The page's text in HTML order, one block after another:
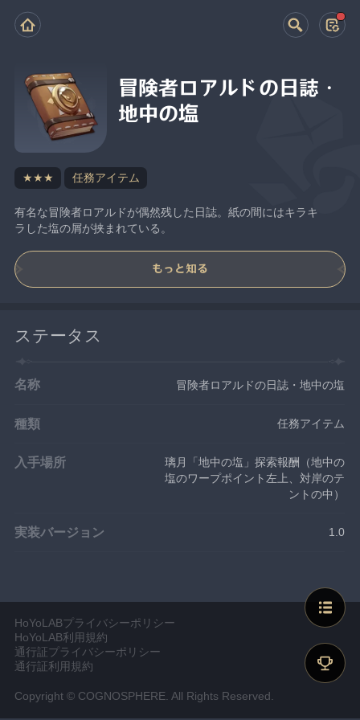
冒険者ロアルドの日誌・
地中の塩
★★★ 任務アイテム
有名な冒険者ロアルドが偶然残した日誌。紙の間にはキラキ
ラした塩の屑が挟まれている。
もっと知る
ステータス
名称 冒険者ロアルドの日誌・地中の塩
種類 任務アイテム
入手場所
璃月「地中の塩」探索報酬（地中の
塩のワープポイント左上、対岸のテ
ントの中）
実装バージョン 1.0
HoYoLABプライバシーポリシー
HoYoLAB利用規約
通行証プライバシーポリシー
通行証利用規約
Copyright © COGNOSPHERE. All Rights Reserved.